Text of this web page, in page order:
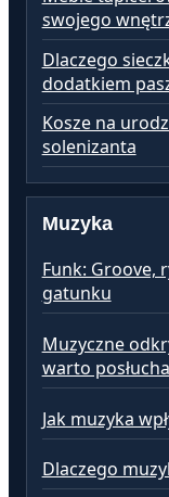
swojego
Dlaczego
dodatkiem
Kosze na
solenizanta
Muzyka
Funk: Groove,
gatunku
Muzyczne
warto
Jak muzyka
Dlaczego